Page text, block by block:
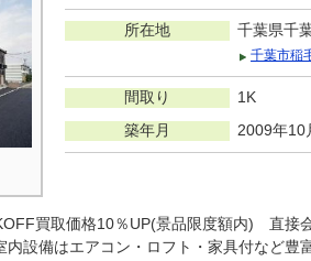
所在地 千葉県千
千葉市稲
間取り 1K
築年月 2009年10
買取価格10％UP(景品限度額内) 直接
設備はエアコン・ロフト・家具付など豊